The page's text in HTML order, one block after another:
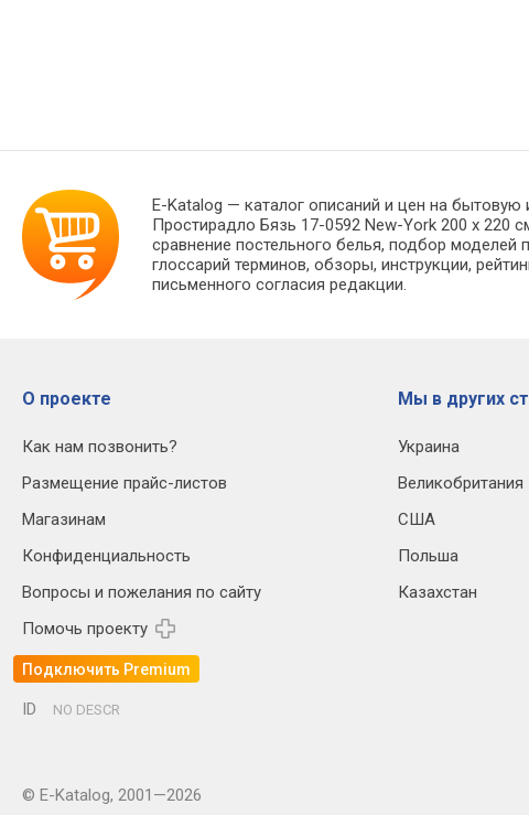
E-Katalog — каталог описаний и цен на бытовую
Простирадло Бязь 17-0592 New-York 200 х
сравнение постельного белья, подбор
глоссарий терминов, обзоры, инструкции,
письменного согласия редакции.
О проекте
Как нам позвонить?
Размещение прайс-листов
Магазинам
Конфиденциальность
Вопросы и пожелания по сайту
Помочь проекту
Подключить Premium
Мы в других
Украина
Великобритания
США
Польша
Казахстан
ID NO DESCR
© E-Katalog, 2001—2026